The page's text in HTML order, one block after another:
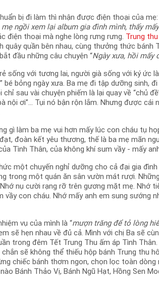
bị đi làm thì nhận được điện thoại của mẹ:
mẹ ngồi xem lại album gia đình mình, thấy
điện thoại mà nghe lòng rưng rưng. Trung
quây quần bên nhau, cùng thưởng thức
đầu những câu chuyện “Ngày xưa, hồi mấy
sống với tương lai, người già sống với ký ức
bé bỏng ngày xưa. Ba mẹ đi tập dưỡng sinh,
chỉ sau vài chuyện phiếm là lại quay về “chủ
nội ơi”… Tụi nó bận rộn lắm. Nhưng được
gì làm ba mẹ vui hơn mấy lúc con cháu tụ
đoàn kết yêu thương, thế là ba mẹ mãn
Tình Thân, của không khí sum vầy - mấy
một chuyến nghỉ dưỡng cho cả đại gia đình
trong một quán ăn sân vườn mát rượi.
nụ cười rạng rỡ trên gương mặt mẹ. Nhớ
vầy con cháu. Nhớ mấy anh em sung sướng
vụ của mình là “mượn trăng để tỏ lòng
sẽ hẹn nhau về đủ cả. Mình với chị Ba sẽ
trong đêm Tết Trung Thu ấm áp Tình
chắn sẽ không thể thiếu hộp bánh Trung thu
chiếc bánh thơm ngon, chọn lọc toàn dòng
Bánh Thảo Vị, Bánh Ngũ Hạt, Hồng Sen